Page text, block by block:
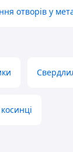
отворів у